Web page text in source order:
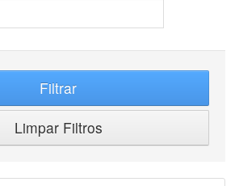
Filtrar
Limpar Filtros